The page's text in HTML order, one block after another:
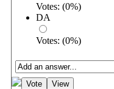
Votes: (0%)
DA
Votes: (0%)